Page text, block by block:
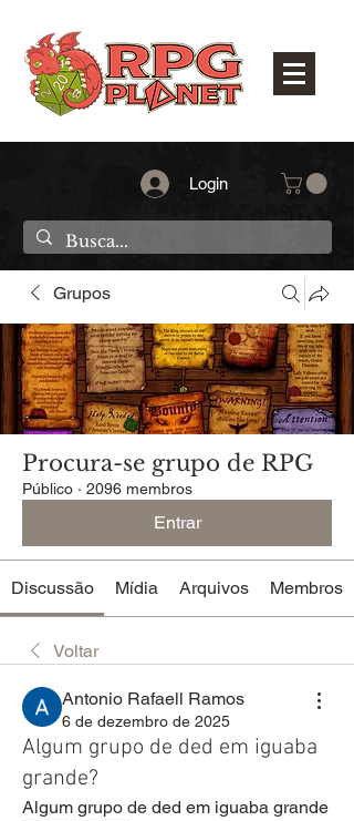
Login
Grupos
Procura-se grupo de RPG
Público · 2096 membros
Entrar
Discussão Mídia Arquivos Membros
Voltar
Antonio Rafaell Ramos
6 de dezembro de 2025
Algum grupo de ded em iguaba
grande?
Algum grupo de ded em iguaba grande